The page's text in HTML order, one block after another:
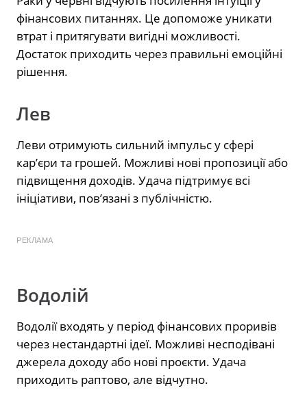
фінансових питаннях. Це допоможе уникати
втрат і притягувати вигідні можливості.
Достаток приходить через правильні емоційні
рішення.
Лев
Леви отримують сильний імпульс у сфері
кар’єри та грошей. Можливі нові пропозиції або
підвищення доходів. Удача підтримує всі
ініціативи, пов’язані з публічністю.
РЕКЛАМА
Водолій
Водолії входять у період фінансових проривів
через нестандартні ідеї. Можливі несподівані
джерела доходу або нові проєкти. Удача
приходить раптово, але відчутно.